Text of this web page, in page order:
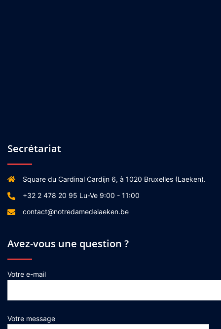
Secrétariat
Square du Cardinal Cardijn 6, à 1020 Bruxelles (Laeken).
+32 2 478 20 95 Lu-Ve 9:00 - 11:00
contact@notredamedelaeken.be
Avez-vous une question ?
Votre e-mail
Votre message